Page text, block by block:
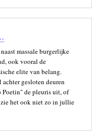
massale burgerlijke
ook vooral de
elite van belang.
gesloten deuren
Poetin" de pleuris uit, of
het ook niet zo in jullie